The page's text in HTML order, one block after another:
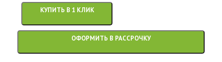
КУПИТЬ В 1 КЛИК
ОФОРМИТЬ В РАССРОЧКУ